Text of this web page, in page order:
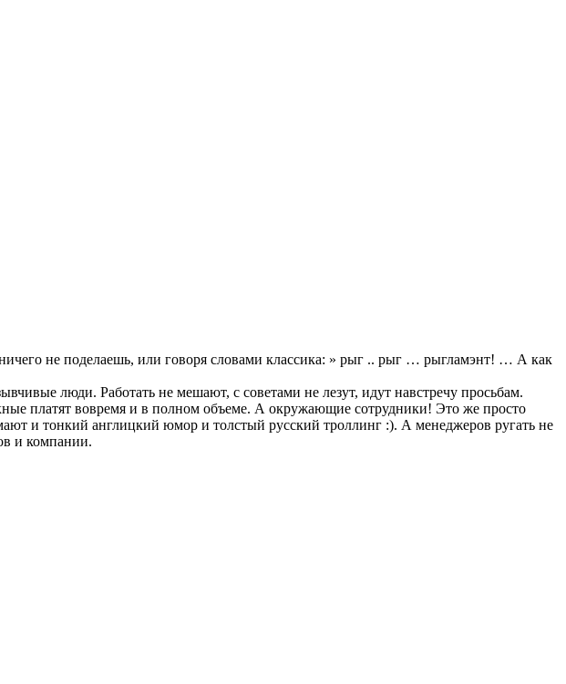
не поделаешь, или говоря словами классика: » рыг .. рыг … рыгламэнт! … А как
люди. Работать не мешают, с советами не лезут, идут навстречу просьбам.
платят вовремя и в полном объеме. А окружающие сотрудники! Это же просто
и тонкий англицкий юмор и толстый русский троллинг :). А менеджеров ругать не
и компании.